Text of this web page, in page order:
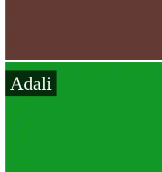
Adali